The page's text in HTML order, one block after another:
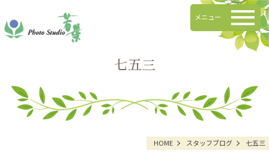
メニュー
七五三
HOME スタッフブログ 七五三